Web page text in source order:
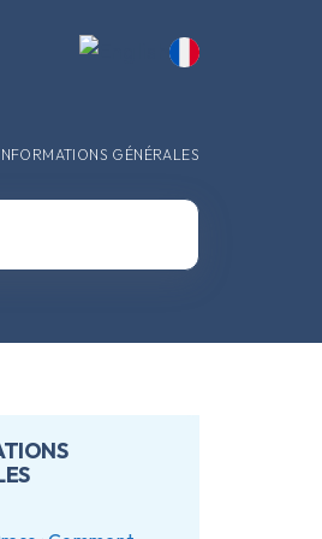
GÉNÉRALES